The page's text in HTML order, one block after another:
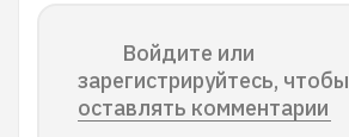
Войдите или
зарегистрируйтесь, чтобы
оставлять комментарии